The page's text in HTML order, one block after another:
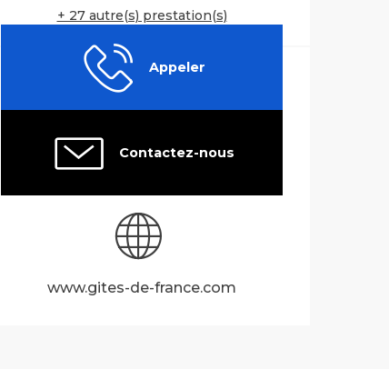
+ 27 autre(s) prestation(s)
Appeler
Contactez-nous
www.gites-de-france.com